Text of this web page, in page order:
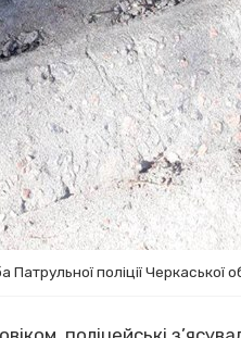
поліції Черкаської